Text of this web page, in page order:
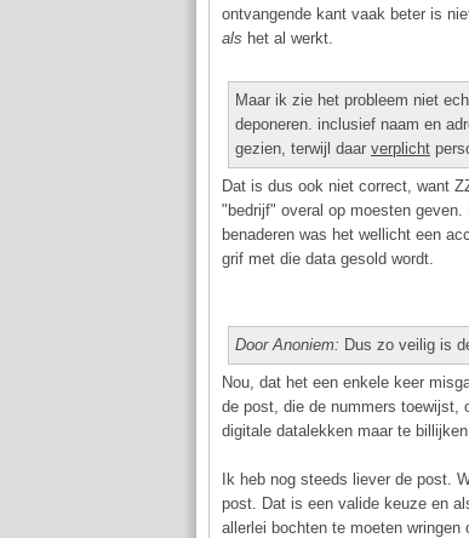
ontvangende kant vaak beter is
als het al werkt.
Maar ik zie het probleem niet
deponeren. inclusief naam en
gezien, terwijl daar verplicht
Dat is dus ook niet correct, want
"bedrijf" overal op moesten
benaderen was het wellicht een
grif met die data gesold wordt.
Door Anoniem: Dus zo veilig is
Nou, dat het een enkele keer
de post, die de nummers toewijst,
digitale datalekken maar te
Ik heb nog steeds liever de post.
post. Dat is een valide keuze en
allerlei bochten te moeten